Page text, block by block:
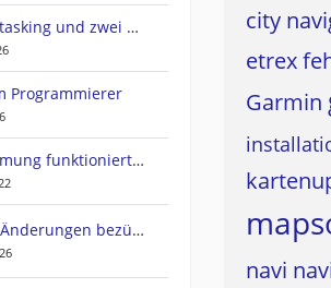
Sena Audio-Multitasking und zwei A2DP-Quellen?
Programmierer
Live Track Zustimmung funktioniert nicht
Osmand Typefile Änderungen bezüglich dieses Thread....., mögliche Fehlerquelle warum es nicht gehen kann...
city
etrex
Garmin
navi